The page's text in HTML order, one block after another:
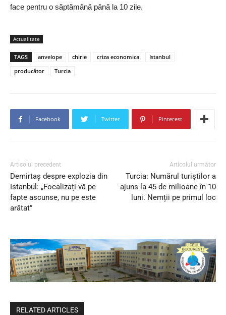
face pentru o săptămână până la 10 zile.
Actualitate
TAGS anvelope chirie criza economica
Istanbul
producător
Turcia
Facebook Twitter Pinterest
Articolul precedent
Demirtaș despre explozia din
Istanbul: „Focalizați-vă pe
fapte ascunse, nu pe este
arătat”
Articolul următor
Turcia: Numărul turiștilor a
ajuns la 45 de milioane în 10
luni. Nemții pe primul loc
RELATED ARTICLES